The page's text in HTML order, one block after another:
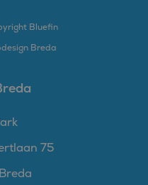
Bluefin
Breda
75